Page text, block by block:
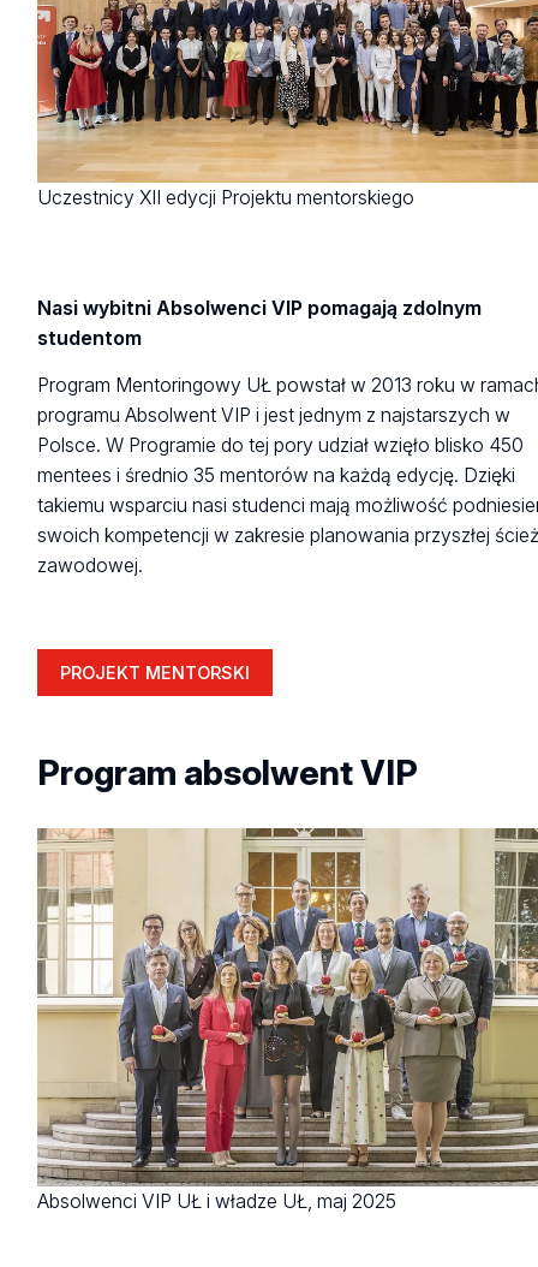
Uczestnicy XII edycji Projektu mentorskiego
Nasi wybitni Absolwenci VIP pomagają zdolnym
studentom
Program Mentoringowy UŁ powstał w 2013 roku w
programu Absolwent VIP i jest jednym z najstarszych w
Polsce. W Programie do tej pory udział wzięło blisko 450
mentees i średnio 35 mentorów na każdą edycję. Dzięki
takiemu wsparciu nasi studenci mają możliwość
swoich kompetencji w zakresie planowania przyszłej
zawodowej.
PROJEKT MENTORSKI
Program absolwent VIP
Absolwenci VIP UŁ i władze UŁ, maj 2025